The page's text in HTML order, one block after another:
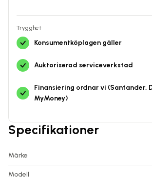
Specifikationer
Märke
Modell
Trygghet
Konsumentköplagen gäller
Auktoriserad serviceverkstad
Finansiering ordnar vi (Santander,
MyMoney)